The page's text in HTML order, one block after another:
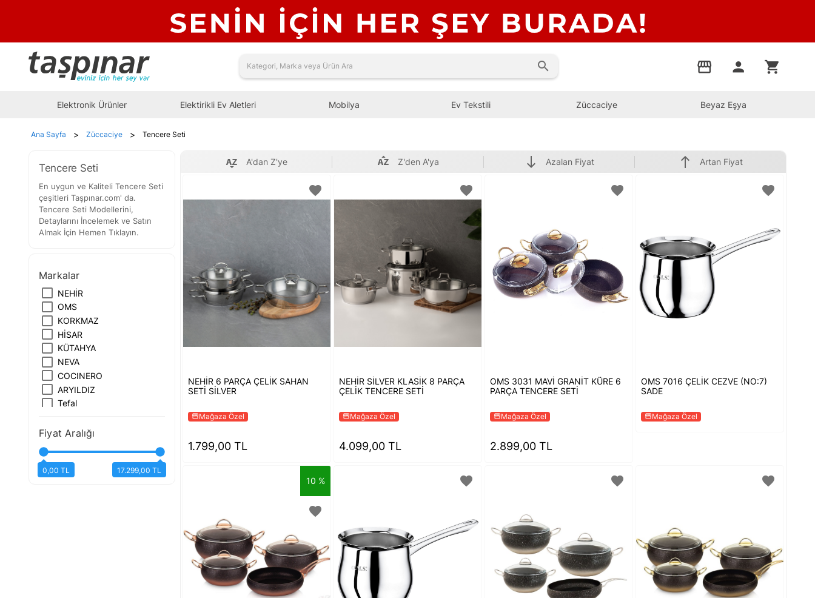
search storefront person shopping_cart
Elektronik Ürünler Elektirikli Ev Aletleri Mobilya Ev Tekstili Züccaciye Beyaz Eşya
Ana Sayfa > Züccaciye > Tencere Seti
Tencere Seti
En uygun ve Kaliteli Tencere Seti
çeşitleri Taşpınar.com' da.
Tencere Seti Modellerini,
Detaylarını İncelemek ve Satın
Almak İçin Hemen Tıklayın.
Markalar
NEHİR
OMS
KORKMAZ
HİSAR
KÜTAHYA
NEVA
COCINERO
ARYILDIZ
Tefal
Fiyat Aralığı
0,00 TL 17.299,00 TL
A'dan Z'ye Z'den A'ya south Azalan Fiyat north Artan Fiyat
favorite
NEHİR 6 PARÇA ÇELİK SAHAN
SETİ SİLVER
storefrontMağaza Özel
1.799,00 TL
favorite
NEHİR SİLVER KLASİK 8 PARÇA
ÇELİK TENCERE SETİ
storefrontMağaza Özel
4.099,00 TL
favorite
OMS 3031 MAVİ GRANİT KÜRE 6
PARÇA TENCERE SETİ
storefrontMağaza Özel
2.899,00 TL
favorite
OMS 7016 ÇELİK CEZVE (NO:7)
SADE
storefrontMağaza Özel
10 %
favorite
favorite favorite favorite